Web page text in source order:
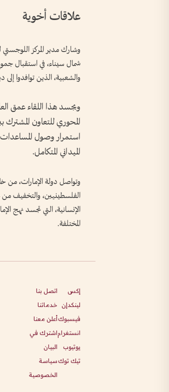
علاقات أخوية
وشارك مدير المركز
شمال سيناء، في استقبال
والشعبية، الذين توافدوا إلى
ويجسد هذا اللقاء عمق
استمرار وصول المساعدات
الميداني المتكامل.
الفلسطينيين، والتخفيف من
الإنسانية، التي تجسد نهج
المختلفة.
إكس
لينكدإن
فيسبوك
انستغرام
يوتيوب
تيك توك
اتصل بنا
خدماتنا
أعلن معنا
اشترك في
البيان
سياسة
الخصوصية